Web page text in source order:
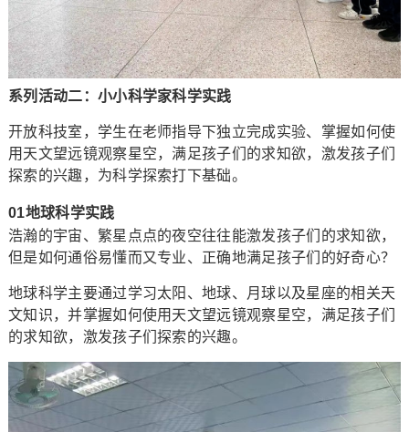
系列活动二：小小科学家科学实践
开放科技室，学生在老师指导下独立完成实验、掌握如何使
用天文望远镜观察星空，满足孩子们的求知欲，激发孩子们
探索的兴趣，为科学探索打下基础。
01地球科学实践
浩瀚的宇宙、繁星点点的夜空往往能激发孩子们的求知欲，
但是如何通俗易懂而又专业、正确地满足孩子们的好奇心？
地球科学主要通过学习太阳、地球、月球以及星座的相关天
文知识，并掌握如何使用天文望远镜观察星空，满足孩子们
的求知欲，激发孩子们探索的兴趣。